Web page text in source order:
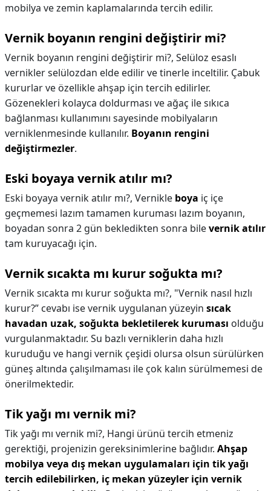
mobilya ve zemin kaplamalarında tercih edilir.
Vernik boyanın rengini değiştirir mi?
Vernik boyanın rengini değiştirir mi?, Selüloz esaslı
vernikler selülozdan elde edilir ve tinerle inceltilir. Çabuk
kururlar ve özellikle ahşap için tercih edilirler.
Gözenekleri kolayca doldurması ve ağaç ile sıkıca
bağlanması kullanımını sayesinde mobilyaların
verniklenmesinde kullanılır. Boyanın rengini
değiştirmezler.
Eski boyaya vernik atılır mı?
Eski boyaya vernik atılır mı?, Vernikle boya iç içe
geçmemesi lazım tamamen kuruması lazım boyanın,
boyadan sonra 2 gün bekledikten sonra bilevernik atılır
tam kuruyacağı için.
Vernik sıcakta mı kurur soğukta mı?
Vernik sıcakta mı kurur soğukta mı?, "Vernik nasıl hızlı
kurur?” cevabı ise vernik uygulanan yüzeyin sıcak
havadan uzak, soğukta bekletilerek kuruması olduğu
vurgulanmaktadır. Su bazlı verniklerin daha hızlı
kuruduğu ve hangi vernik çeşidi olursa olsun sürülürken
güneş altında çalışılmaması ile çok kalın sürülmemesi de
önerilmektedir.
Tik yağı mı vernik mi?
Tik yağı mı vernik mi?, Hangi ürünü tercih etmeniz
gerektiği, projenizin gereksinimlerine bağlıdır. Ahşap
mobilya veya dış mekan uygulamaları için tik yağı
tercih edilebilirken, iç mekan yüzeyler için vernik